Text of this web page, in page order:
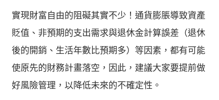
實現財富自由的阻礙其實不少！通貨膨脹導致資產
貶值、非預期的支出需求與退休金計算誤差（退休
後的開銷、生活年數比預期多）等因素，都有可能
使原先的財務計畫落空，因此，建議大家要提前做
好風險管理，以降低未來的不確定性。